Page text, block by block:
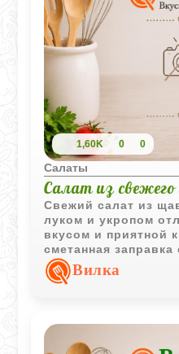
1,60K 0 0
Салаты
Салат из
Свежий салат из
луком и укропом
вкусом и приятной
сметанная
делает блюдо
интересным.
Вилка